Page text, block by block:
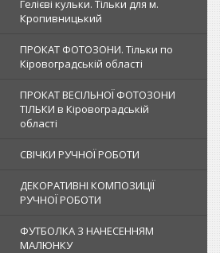
Гелієві кульки. Тільки для м.
Кропивницький
ПРОКАТ ФОТОЗОНИ. Тільки по
Кіровоградській області
ПРОКАТ ВЕСІЛЬНОЇ ФОТОЗОНИ
ТІЛЬКИ в Кіровоградській
області
СВІЧКИ РУЧНОЇ РОБОТИ
ДЕКОРАТИВНІ КОМПОЗИЦІЇ
РУЧНОЇ РОБОТИ
ФУТБОЛКА З НАНЕСЕННЯМ
МАЛЮНКУ